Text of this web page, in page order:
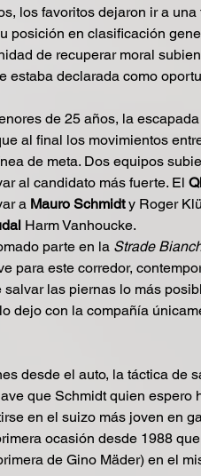
los favoritos dejaron ir a
posición en clasificación
de recuperar moral
estaba declarada como
de 25 años, la
al final los movimientos
de meta. Dos equipos
al candidato más fuerte. El
a Mauro Schmidt y Roger
Harm Vanhoucke.
parte en la Strade
para este corredor,
salvar las piernas lo más
dejo con la compañía
desde el auto, la táctica de
que Schmidt quien espero
en el suizo más joven en
ocasión desde 1988
de Gino Mäder) en el